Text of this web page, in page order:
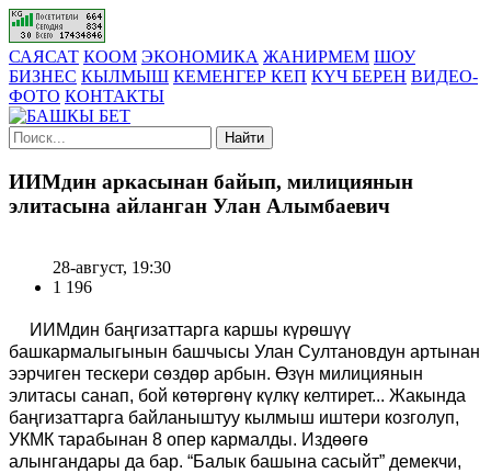
САЯСАТ КООМ ЭКОНОМИКА ЖАНИРМЕМ ШОУ
БИЗНЕС КЫЛМЫШ КЕМЕНГЕР КЕП КҮЧ БЕРЕН ВИДЕО-
ФОТО КОНТАКТЫ
Найти
ИИМдин аркасынан байып, милициянын
элитасына айланган Улан Алымбаевич
28-август, 19:30
1 196
ИИМдин баңгизаттарга каршы күрөшүү
башкармалыгынын башчысы Улан Султановдун артынан
ээрчиген тескери сөздөр арбын. Өзүн милициянын
элитасы санап, бой көтөргөнү күлкү келтирет... Жакында
баңгизаттарга байланыштуу кылмыш иштери козголуп,
УКМК тарабынан 8 опер кармалды. Издөөгө
алынгандары да бар. “Балык башына сасыйт” демекчи,